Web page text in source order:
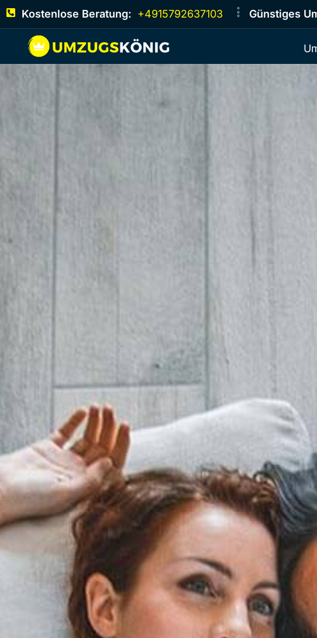
Kostenlose Beratung: +4915792637103 Günstiges